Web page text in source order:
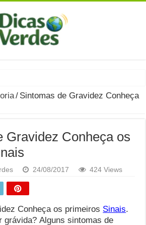
Saiba Quando o Consumo é
e ricas em eletrólitos: quais são e
Economia Circular?
Isabella Nardoni : O que Diz a
picles e alimentos em conserva durante
Entenda os riscos na gravidez
Hélio: Revelação, Paz e a Lei do
Eduardo Campos
/ Sintomas de Gravidez Conheça
Gravidez Conheça os
24/08/2017 424 Views
Conheça os primeiros Sinais.
grávida? Alguns sintomas de